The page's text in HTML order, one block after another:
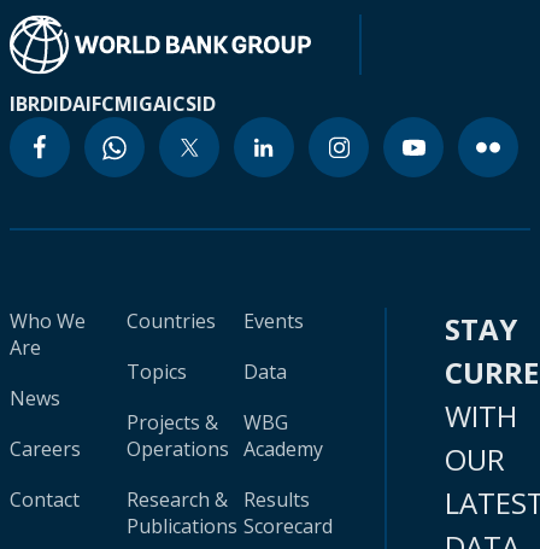
IBRDIDAIFCMIGAICSID
Who We
Are
News
Careers
Contact
Countries
Topics
Projects &
Operations
Research &
Publications
Events
Data
WBG
Academy
Results
Scorecard
STAY
WITH
OUR